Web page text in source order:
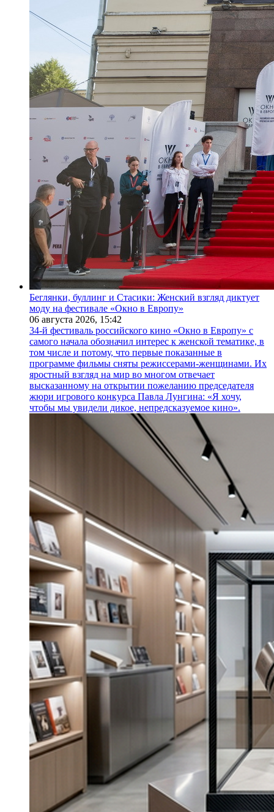
Беглянки, буллинг и Стасики: Женский взгляд диктует
моду на фестивале «Окно в Европу»
06 августа 2026, 15:42
34-й фестиваль российского кино «Окно в Европу» с
самого начала обозначил интерес к женской тематике, в
том числе и потому, что первые показанные в
программе фильмы сняты режиссерами-женщинами. Их
яростный взгляд на мир во многом отвечает
высказанному на открытии пожеланию председателя
жюри игрового конкурса Павла Лунгина: «Я хочу,
чтобы мы увидели дикое, непредсказуемое кино».